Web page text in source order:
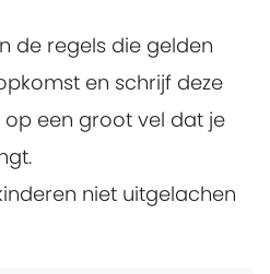
de regels die gelden
en schrijf deze
een groot vel dat je
niet uitgelachen